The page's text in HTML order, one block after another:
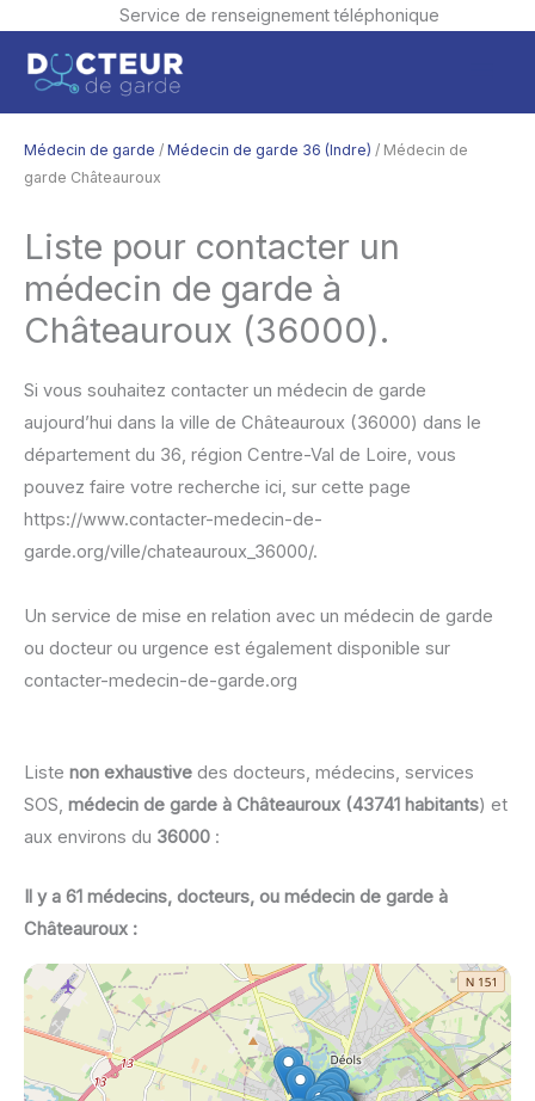
Service de renseignement téléphonique
contenu
Médecin de garde / Médecin de garde 36 (Indre) / Médecin de
garde Châteauroux
Liste pour contacter un
médecin de garde à
Châteauroux (36000).
Si vous souhaitez contacter un médecin de garde
aujourd’hui dans la ville de Châteauroux (36000) dans le
département du 36, région Centre-Val de Loire, vous
pouvez faire votre recherche ici, sur cette page
https://www.contacter-medecin-de-
garde.org/ville/chateauroux_36000/.
Un service de mise en relation avec un médecin de garde
ou docteur ou urgence est également disponible sur
contacter-medecin-de-garde.org
Liste non exhaustive des docteurs, médecins, services
SOS, médecin de garde à Châteauroux (43741 habitants) et
aux environs du 36000 :
Il y a 61 médecins, docteurs, ou médecin de garde à
Châteauroux :